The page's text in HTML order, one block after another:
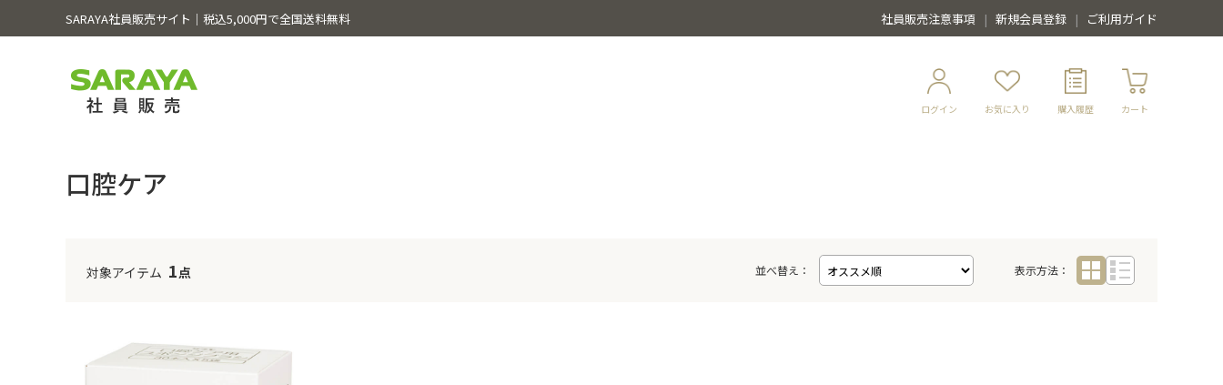
SARAYA社員販売サイト│税込5,000円で全国送料無料 社員販売注意事項 新規会員登録 ご利用ガイド
ログイン お気に入り 購入履歴 カート
口腔ケア
1 並べ替え： 表示方法：